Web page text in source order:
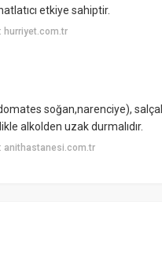
etkiye sahiptir.
hurriyet.com.tr
soğan,narenciye),
alkolden uzak durmalıdır.
anithastanesi.com.tr